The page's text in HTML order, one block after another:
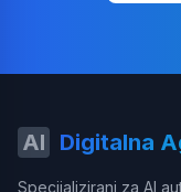
AI Digitalna
Specijalizirani za AI